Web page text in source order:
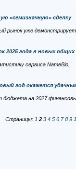
«семизначную» сделку
рынок уже
2025 года в новых
сервиса NameBio,
год окажется
бюджета на 2027
Страницы: 1 2 3 4 5 6 7 8 9